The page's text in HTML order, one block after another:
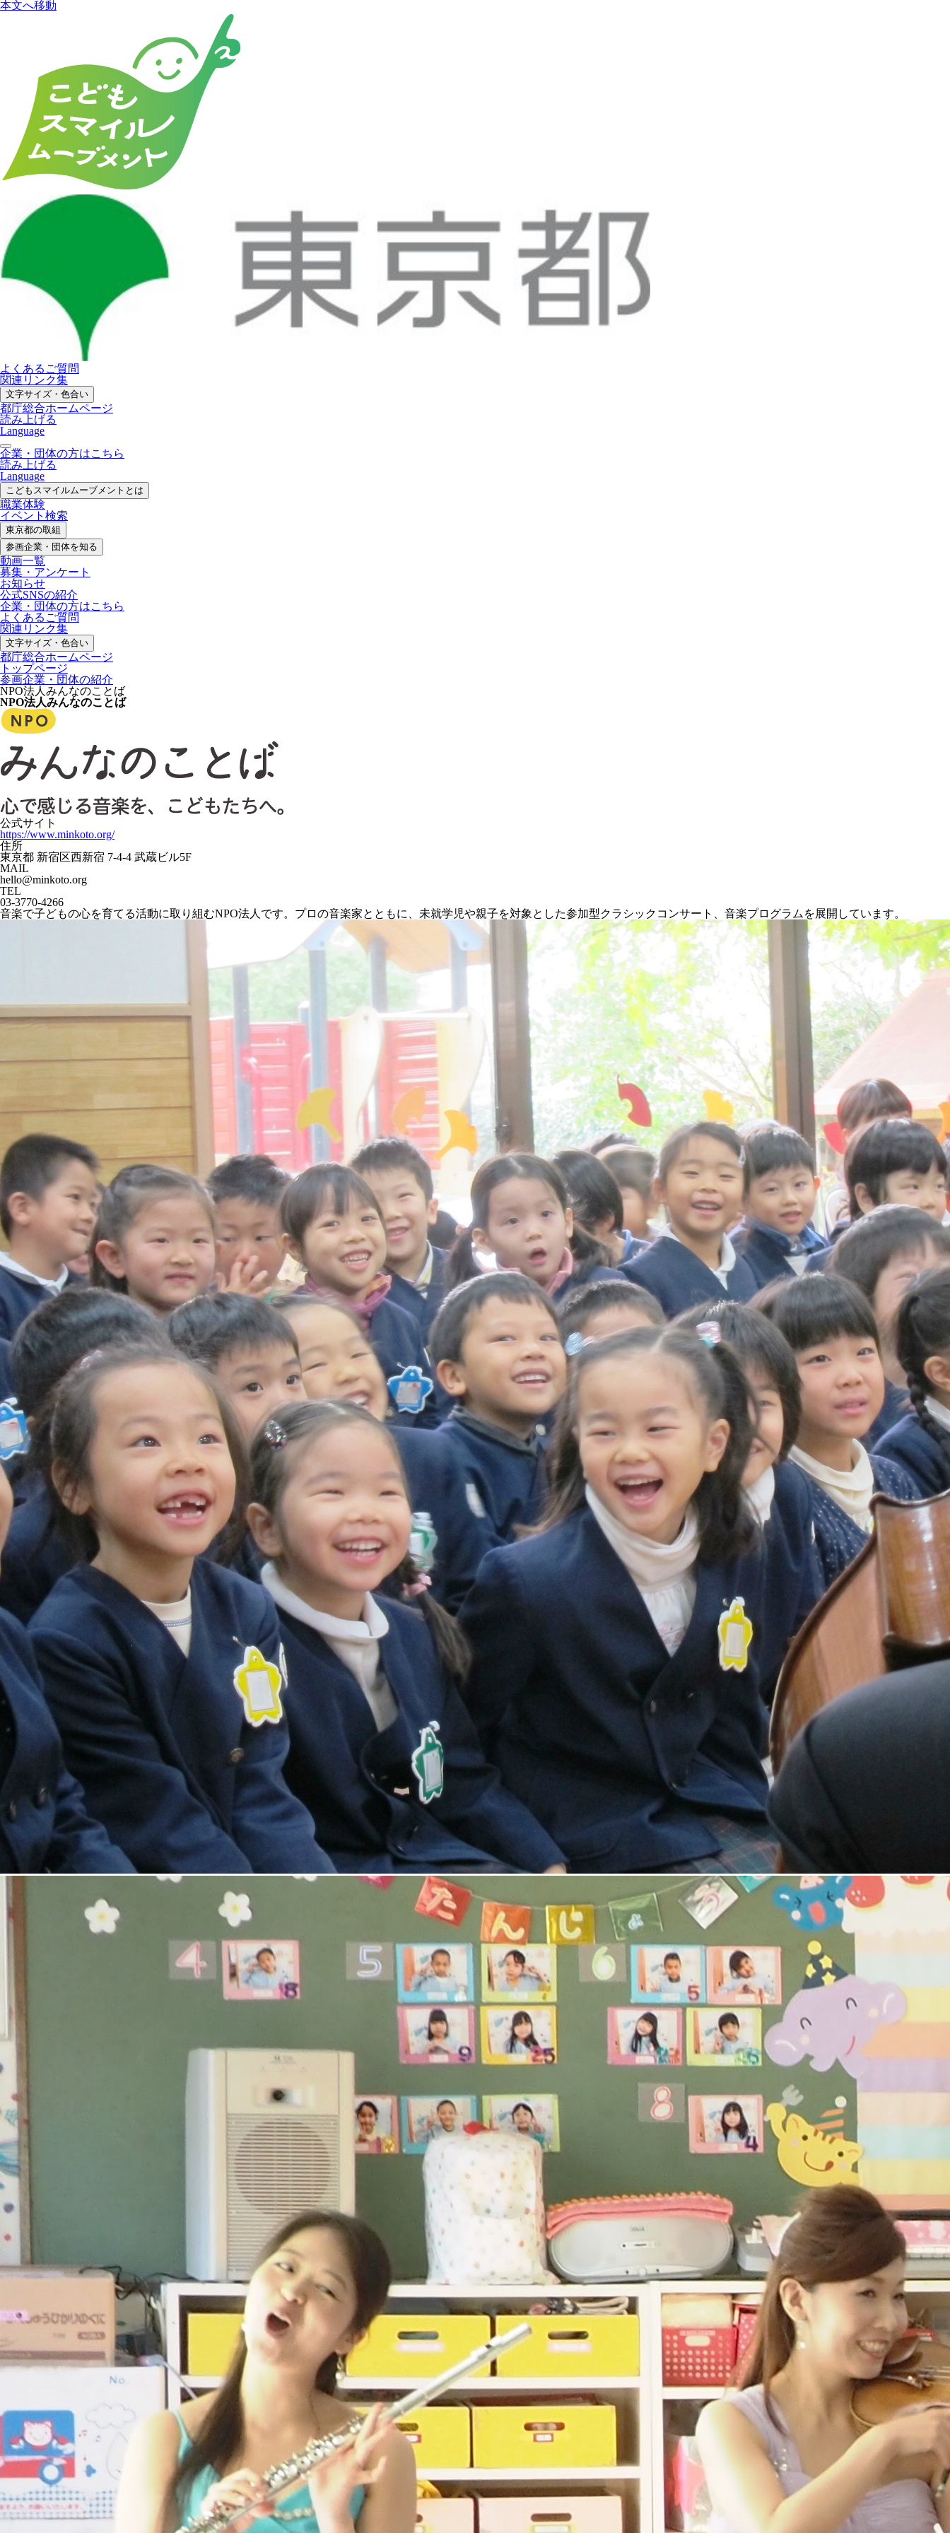
本文へ移動
よくあるご質問
関連リンク集
文字サイズ・色合い
都庁総合ホームページ
読み上げる
Language
企業・団体の方はこちら
読み上げる
Language
こどもスマイルムーブメントとは
職業体験
イベント検索
東京都の取組
参画企業・ 団体を知る
動画一覧
募集・ アンケート
お知らせ
公式SNSの紹介
企業・団体の方はこちら
よくあるご質問
関連リンク集
文字サイズ・色合い
都庁総合ホームページ
トップページ
参画企業・団体の紹介
NPO法人みんなのことば
NPO法人みんなのことば
公式サイト
https://www.minkoto.org/
住所
東京都 新宿区西新宿 7-4-4 武蔵ビル5F
MAIL
hello@minkoto.org
TEL
03-3770-4266
音楽で子どもの心を育てる活動に取り組むNPO法人です。プロの音楽家とともに、未就学児や親子を対象とした参加型クラシックコンサート、音楽プログラムを展開しています。